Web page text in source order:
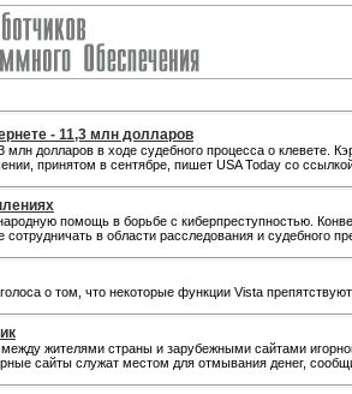
- 11,3 млн долларов
долларов в ходе судебного процесса о
принятом в сентябре, пишет USA Today со
помощь в борьбе с киберпреступностью.
в области расследования и судебного
о том, что некоторые функции Vista препятствуют
жителями страны и зарубежными сайтами
сайты служат местом для отмывания денег,